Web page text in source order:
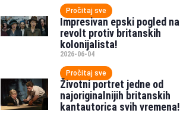
Pročitaj sve
Impresivan epski pogled na
revolt protiv britanskih
kolonijalista!
2026-06-04
Pročitaj sve
Životni portret jedne od
najoriginalnijih britanskih
kantautorica svih vremena!